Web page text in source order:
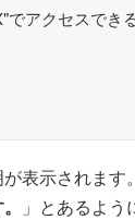
アクセスでき
表示されます
」とあるよ